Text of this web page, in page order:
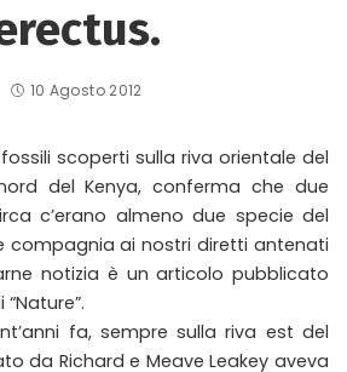
10 Agosto 2012
fossili scoperti sulla riva orientale del
del Kenya, conferma che due
c’erano almeno due specie del
compagnia ai nostri diretti antenati
notizia è un articolo pubblicato
fa, sempre sulla riva est del
da Richard e Meave Leakey aveva